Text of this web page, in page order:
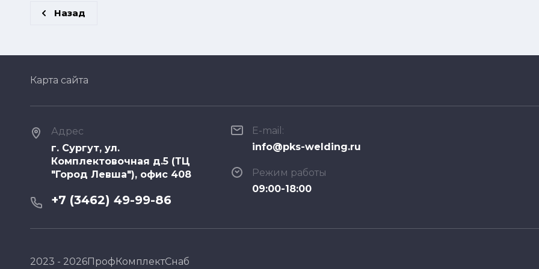
Назад
Карта сайта
Адрес
г. Сургут, ул.
Комплектовочная д.5 (ТЦ
"Город Левша"), офис 408
+7 (3462) 49-99-86
E-mail:
info@pks-welding.ru
Режим работы
09:00-18:00
2023 - 2026ПрофКомплектСнаб